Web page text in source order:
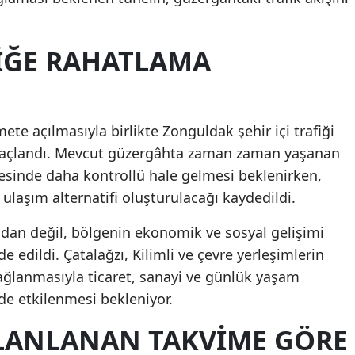
RAHATLAMA
açılmasıyla birlikte Zonguldak şehir içi trafiği
Mevcut güzergâhta zaman zaman yaşanan
daha kontrollü hale gelmesi beklenirken,
alternatifi oluşturulacağı kaydedildi.
değil, bölgenin ekonomik ve sosyal gelişimi
edildi. Çatalağzı, Kilimli ve çevre yerleşimlerin
ticaret, sanayi ve günlük yaşam
etkilenmesi bekleniyor.
TAKVİME GÖRE